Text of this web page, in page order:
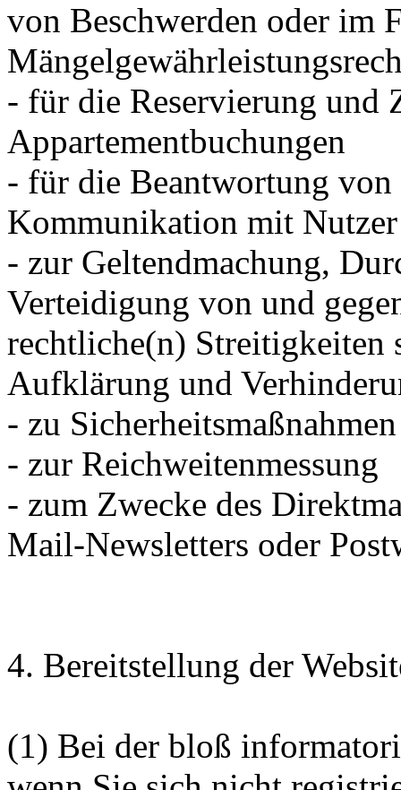
von Beschwerden oder im
- für die Reservierung und
Appartementbuchungen
- für die Beantwortung
Kommunikation mit Nutzer
- zur Geltendmachung,
Verteidigung von und
rechtliche(n) Streitigkeiten
Aufklärung und
- zu Sicherheitsmaßnahmen
- zur Reichweitenmessung
- zum Zwecke des
Mail-Newsletters oder
4. Bereitstellung der
(1) Bei der bloß